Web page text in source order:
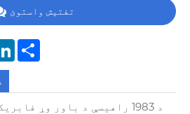
تفتیش واستوئ
LinkedIn